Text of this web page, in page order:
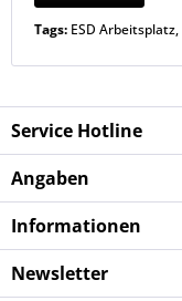
Tags: ESD Arbeitsplatz,
Service Hotline
Angaben
Informationen
Newsletter